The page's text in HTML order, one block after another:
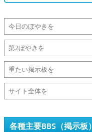
各種主要BBS（掲示板）